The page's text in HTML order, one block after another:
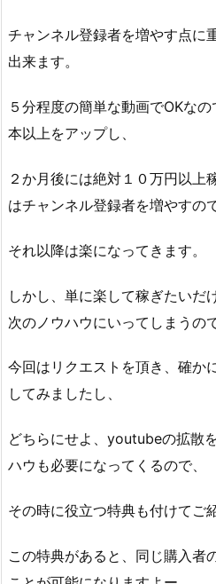
チャンネル登録者を増やす点に
出来ます。
５分程度の簡単な動画でOKな
本以上をアップし、
２か月後には絶対１０万円以上
はチャンネル登録者を増やすので
それ以降は楽になってきます。
しかし、単に楽して稼ぎたいだ
次のノウハウにいってしまうの
今回はリクエストを頂き、確か
してみましたし、
どちらにせよ、youtubeの拡散
ハウも必要になってくるので、
その時に役立つ特典も付けてご
この特典があると、同じ購入者